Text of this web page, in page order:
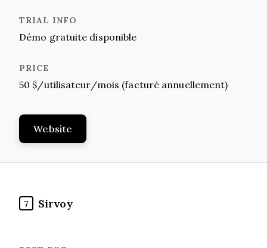
Démo gratuite disponible
50 $/utilisateur/mois (facturé annuellement)
Website
7 Sirvoy